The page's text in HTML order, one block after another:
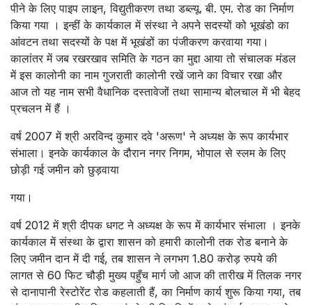
पीने के लिए पाइप लाइन, विद्युतीकरण तथा डब्ल्यू. बी. एम. रोड का निर्माण
किया गया । इन्हीं के कार्यकाल में संस्था ने अपने सदस्यों को भूखंडो का
आंवटन तथा सदस्यों के पक्ष में भूखंडों का पंजीकरण करवाया गया।
कालांतर में जब रखरखाव समिति के गठन का मुद्दा आया तो संचालक मंडल
में इस कालोनी का नाम गुजराती कालोनी रखें जाने का विचार रखा और
आज तो यह नाम सभी वैधानिक दस्तावेजों तथा सामान्य बोलचाल में भी बेहद
प्रचलन में हैं ।
वर्ष 2007 में श्री अरविन्द कुमार दवे 'अरूण' ने अध्यक्ष के रूप कार्यभार
संभाला। इनके कार्यकाल के दौरान नगर निगम, भोपाल से स्लम के लिए
छोड़ी गई जमीन को छुड़वाया
गया।
वर्ष 2012 में श्री दीपक धगट ने अध्यक्ष के रूप में कार्यभार संभाला । इनके
कार्यकाल में संस्था के द्वारा शासन को हमारी कालोनी तक रोड बनाने के
लिए जमीन दान में दी गई, तब शासन ने लगभग 1.80 करोड़ रुपये की
लागत से 60 फिट चौड़ी मुख्य पहुँच मार्ग जो आज की तारीख में तिलक नगर
से दानापानी रेस्टोरेंट रोड कहलाती हैं, का निर्माण कार्य शुरू किया गया, तब